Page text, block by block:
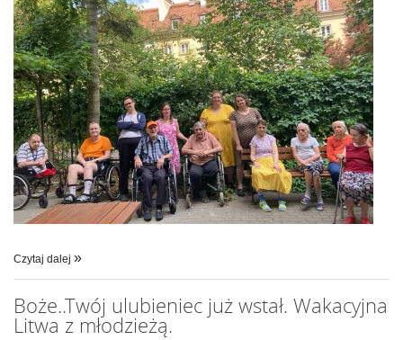
Czytaj dalej
Boże..Twój ulubieniec już wstał. Wakacyjna
Litwa z młodzieżą.